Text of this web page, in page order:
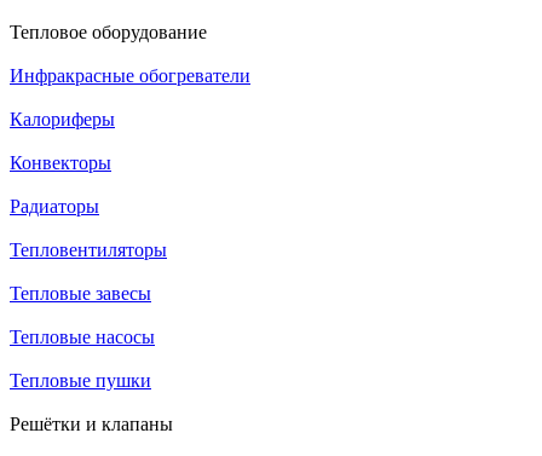
Тепловое оборудование
Инфракрасные обогреватели
Калориферы
Конвекторы
Радиаторы
Тепловентиляторы
Тепловые завесы
Тепловые насосы
Тепловые пушки
Решётки и клапаны